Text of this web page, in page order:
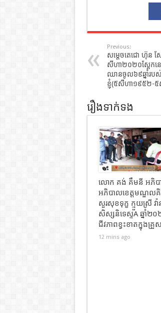
Previous:
សម្តេចតេជោ ហ៊ុន សែ
សីហា២០២០ស្អែកន
ឈានចូល៦៩ឆ្នាំរបស់
ខ្ញុំ(៥សីហា១៩៥២-
រឿងទាក់ទង
លោក គង់ គឹមនី អភិប
អភិបាលខេត្តមណ្ឌលគិ
សួរសុខទុក្ខ ក្មួយស្រី
សិស្សនិទេស្ទA ឆ្នាំ២
ជីវភាពខ្វះខាតក្នុងគ្រួស
12 mins ago